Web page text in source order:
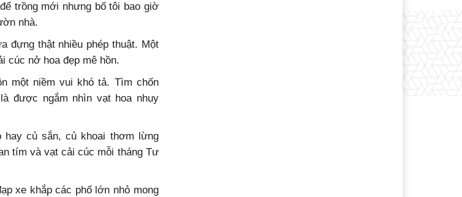
trồng mới nhưng bố tôi bao giờ
nhà.
đựng thật nhiều phép thuật. Một
cúc nở hoa đẹp mê hồn.
một niềm vui khó tả. Tìm chốn
được ngắm nhìn vạt hoa nhụy
củ sắn, củ khoai thơm lừng
tím và vạt cải cúc mỗi tháng Tư
xe khắp các phố lớn nhỏ mong